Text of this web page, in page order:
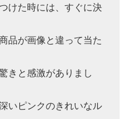
けた時には、すぐに決
品が画像と違って当た
きと感激がありまし
いピンクのきれいなル